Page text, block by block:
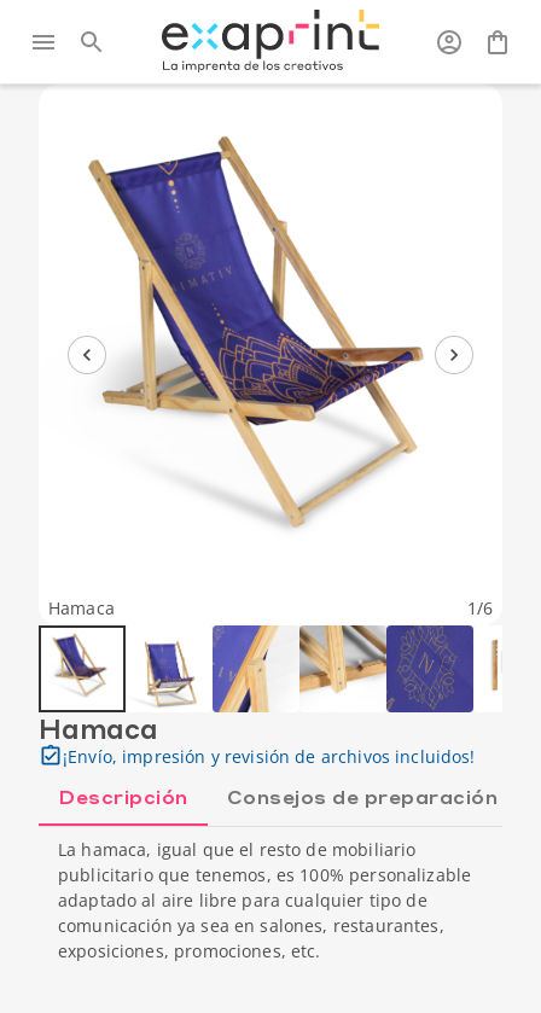
Hamaca 1/6
Hamaca
¡Envío, impresión y revisión de archivos incluidos!
Descripción Consejos de preparación
La hamaca, igual que el resto de mobiliario
publicitario que tenemos, es 100% personalizable
adaptado al aire libre para cualquier tipo de
comunicación ya sea en salones, restaurantes,
exposiciones, promociones, etc.